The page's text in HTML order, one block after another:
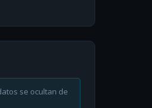
se ocultan de